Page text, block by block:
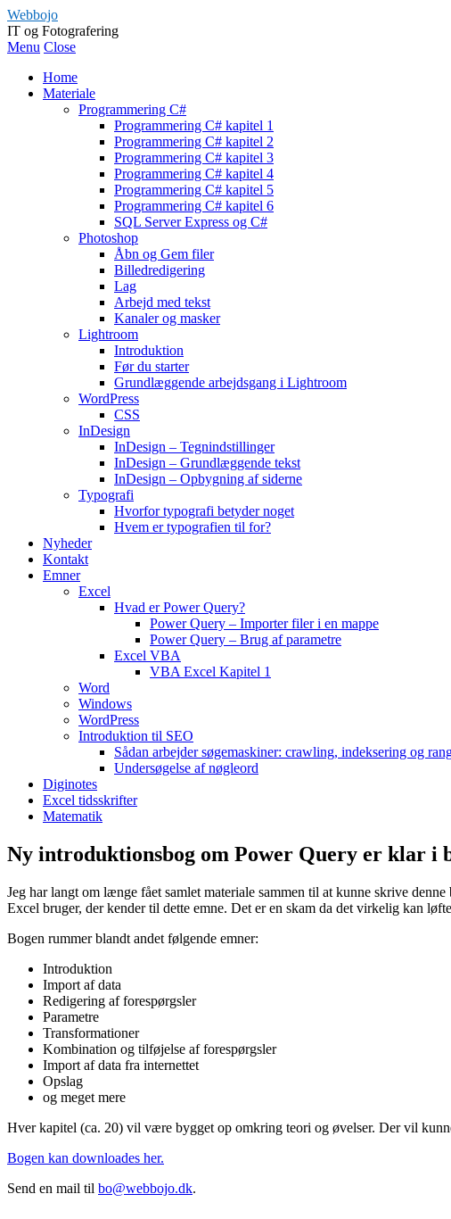
Webbojo
IT og Fotografering
Menu Close
Home
Materiale
Programmering C#
Programmering C# kapitel 1
Programmering C# kapitel 2
Programmering C# kapitel 3
Programmering C# kapitel 4
Programmering C# kapitel 5
Programmering C# kapitel 6
SQL Server Express og C#
Photoshop
Åbn og Gem filer
Billedredigering
Lag
Arbejd med tekst
Kanaler og masker
Lightroom
Introduktion
Før du starter
Grundlæggende arbejdsgang i Lightroom
WordPress
CSS
InDesign
InDesign – Tegnindstillinger
InDesign – Grundlæggende tekst
InDesign – Opbygning af siderne
Typografi
Hvorfor typografi betyder noget
Hvem er typografien til for?
Nyheder
Kontakt
Emner
Excel
Hvad er Power Query?
Power Query – Importer filer i en mappe
Power Query – Brug af parametre
Excel VBA
VBA Excel Kapitel 1
Word
Windows
WordPress
Introduktion til SEO
Sådan arbejder søgemaskiner: crawling, indeksering og
Undersøgelse af nøgleord
Diginotes
Excel tidsskrifter
Matematik
Ny introduktionsbog om Power Query er klar i
Jeg har langt om længe fået samlet materiale sammen til at kunne skrive
Excel bruger, der kender til dette emne. Det er en skam da det virkelig kan
Bogen rummer blandt andet følgende emner:
Introduktion
Import af data
Redigering af forespørgsler
Parametre
Transformationer
Kombination og tilføjelse af forespørgsler
Import af data fra internettet
Opslag
og meget mere
Hver kapitel (ca. 20) vil være bygget op omkring teori og øvelser. Der vil
Bogen kan downloades her.
Send en mail til bo@webbojo.dk.